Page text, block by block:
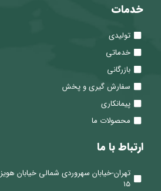
خدمات
تولیدی
خدماتی
بازرگانی
سفارش گیری و پخش
پیمانکاری
محصولات ما
ارتباط با ما
15